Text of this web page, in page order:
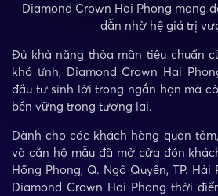
Diamond Crown Hai Phong mang
dẫn nhờ hệ giá trị
Đủ khả năng thỏa mãn tiêu chuẩn
khó tính, Diamond Crown Hai
đầu tư sinh lời trong ngắn hạn mà
bền vững trong tương lai.
Dành cho các khách hàng quan
và căn hộ mẫu đã mở cửa đón
Hồng Phong, Q. Ngô Quyền, TP.
Diamond Crown Hai Phong thời